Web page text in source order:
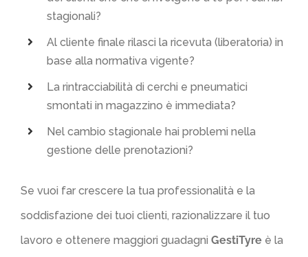
stagionali?
Al cliente finale rilasci la ricevuta (liberatoria) in
base alla normativa vigente?
La rintracciabilità di cerchi e pneumatici
smontati in magazzino è immediata?
Nel cambio stagionale hai problemi nella
gestione delle prenotazioni?
Se vuoi far crescere la tua professionalità e la
soddisfazione dei tuoi clienti, razionalizzare il tuo
lavoro e ottenere maggiori guadagni GestiTyre è la